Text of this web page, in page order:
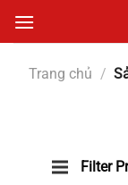
qua
Trang chủ /
Filter